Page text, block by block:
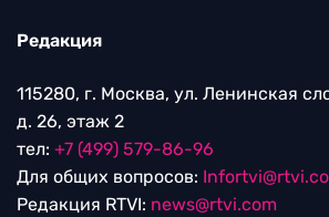
Редакция
115280, г. Москва, ул. Ленинская
д. 26, этаж 2
тел: +7 (499) 579-86-96
Для общих вопросов:
Редакция RTVI: news@rtvi.com